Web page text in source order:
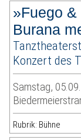
»Fuego
Burana
Konzert des
Samstag,
Rubrik: Bühne